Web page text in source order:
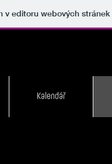
v editoru webových
Kalendář